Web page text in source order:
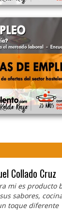
Collado Cruz
mi es producto
sabores,
toque diferente